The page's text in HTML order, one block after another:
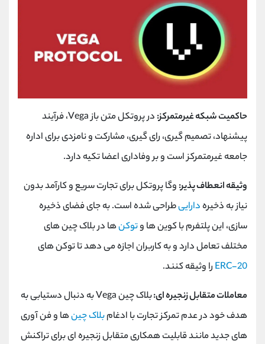
حاکمیت شبکه غیرمتمرکز:
در پروتکل متن باز Vega، فرآیند
پیشنهاد، تصمیم گیری، رای گیری، مشارکت و نامزدی برای اداره
جامعه غیرمتمرکز است و بر وفاداری اعضا تکیه دارد.
وثیقه انعطاف پذیر: وگا پروتکل برای تجارت سریع و کارآمد بدون
نیاز به ذخیرهداراییطراحی شده است. به جای فضای ذخیره
سازی، این پلتفرم با کوین ها وتوکنها در بلاک چین های
مختلف تعامل دارد و به کاربران اجازه می دهد تا توکن های
ERC-20 را وثیقه کنند.
معاملات متقابل زنجیره ای:
بلاک چین Vega به دنبال دستیابی به
هدف خود در عدم تمرکز تجارت با ادغامبلاک چینها و فن آوری
های جدید مانند قابلیت همکاری متقابل زنجیره ای برای تراکنش